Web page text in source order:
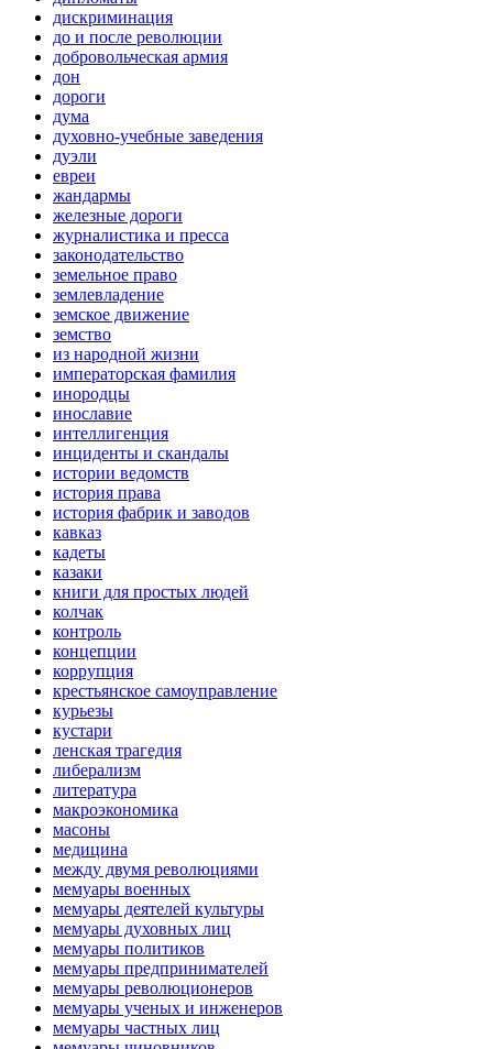
дискриминация
до и после революции
добровольческая армия
дон
дороги
дума
духовно-учебные заведения
дуэли
евреи
жандармы
железные дороги
журналистика и пресса
законодательство
земельное право
землевладение
земское движение
земство
из народной жизни
императорская фамилия
инородцы
инославие
интеллигенция
инциденты и скандалы
истории ведомств
история права
история фабрик и заводов
кавказ
кадеты
казаки
книги для простых людей
колчак
контроль
концепции
коррупция
крестьянское самоуправление
курьезы
кустари
ленская трагедия
либерализм
литература
макроэкономика
масоны
медицина
между двумя революциями
мемуары военных
мемуары деятелей культуры
мемуары духовных лиц
мемуары политиков
мемуары предпринимателей
мемуары революционеров
мемуары ученых и инженеров
мемуары частных лиц